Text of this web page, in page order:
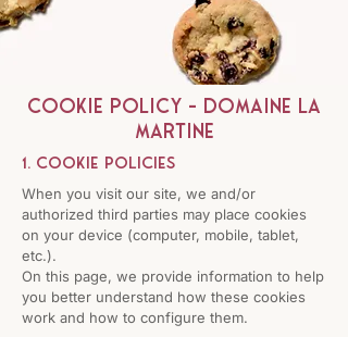
COOKIE POLICY - Domaine La
Martine
1. Cookie policies
When you visit our site, we and/or
authorized third parties may place cookies
on your device (computer, mobile, tablet,
etc.).
On this page, we provide information to help
you better understand how these cookies
work and how to configure them.